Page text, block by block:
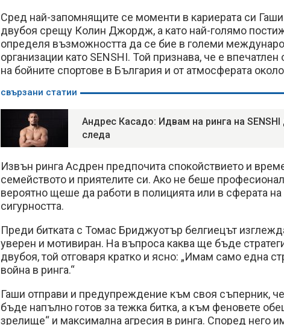
Сред най-запомнящите се моменти в кариерата си
двубоя срещу Колин Джордж, а като най-голямо
определя възможността да се бие в големи
организации като SENSHI. Той признава, че е впечатлен
на бойните спортове в България и от атмосферата
свързани статии
Андрес Касадо: Идвам на ринга на SENSHI
следа
Извън ринга Асдрен предпочита спокойствието и
семейството и приятелите си. Ако не беше
вероятно щеше да работи в полицията или в сферата на
сигурността.
Преди битката с Томас Бриджуотър белгиецът
уверен и мотивиран. На въпроса каква ще бъде
двубоя, той отговаря кратко и ясно: „Имам само една
война в ринга.“
Гаши отправи и предупреждение към своя съперник,
бъде напълно готов за тежка битка, а към феновете
зрелище“ и максимална агресия в ринга. Според него